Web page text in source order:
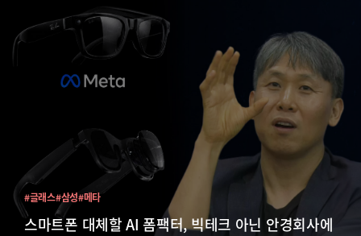
스마트폰 대체할 AI 폼팩터, 빅테크 아닌 안경회사에
#글래스#삼성#메타